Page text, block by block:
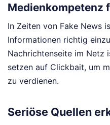
Medienkompetenz
In Zeiten von Fake News
Informationen richtig
Nachrichtenseite im Netz
setzen auf Clickbait, um
zu verdienen.
Seriöse Quellen